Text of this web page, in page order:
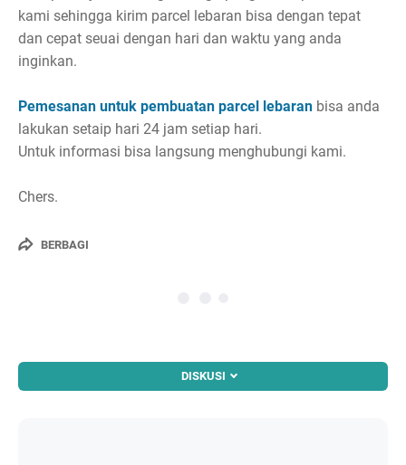
kami sehingga kirim parcel lebaran bisa dengan tepat
dan cepat seuai dengan hari dan waktu yang anda
inginkan.
Pemesanan untuk pembuatan parcel lebaran bisa anda
lakukan setaip hari 24 jam setiap hari.
Untuk informasi bisa langsung menghubungi kami.
Chers.
BERBAGI
DISKUSI